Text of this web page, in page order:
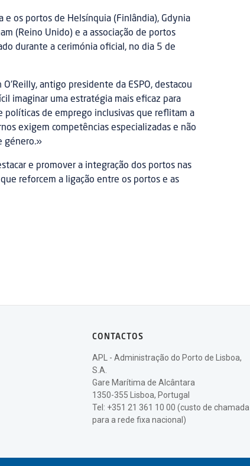
e os portos de Helsínquia (Finlândia), Gdynia
(Reino Unido) e a associação de portos
durante a cerimónia oficial, no dia 5 de
antigo presidente da ESPO, destacou
imaginar uma estratégia mais eficaz para
políticas de emprego inclusivas que reflitam a
exigem competências especializadas e não
género.»
e promover a integração dos portos nas
reforcem a ligação entre os portos e as
CONTACTOS
APL - Administração do Porto de Lisboa,
S.A.
Gare Marítima de Alcântara
1350-355 Lisboa, Portugal
Tel: +351 21 361 10 00 (custo de chamada
para a rede fixa nacional)